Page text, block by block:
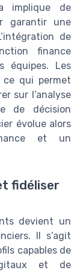
implique de
garantir une
de
finance
équipes. Les
ce qui permet
sur l’analyse
de décision
évolue alors
et un
fidéliser
devient un
Il s’agit
capables de
et de